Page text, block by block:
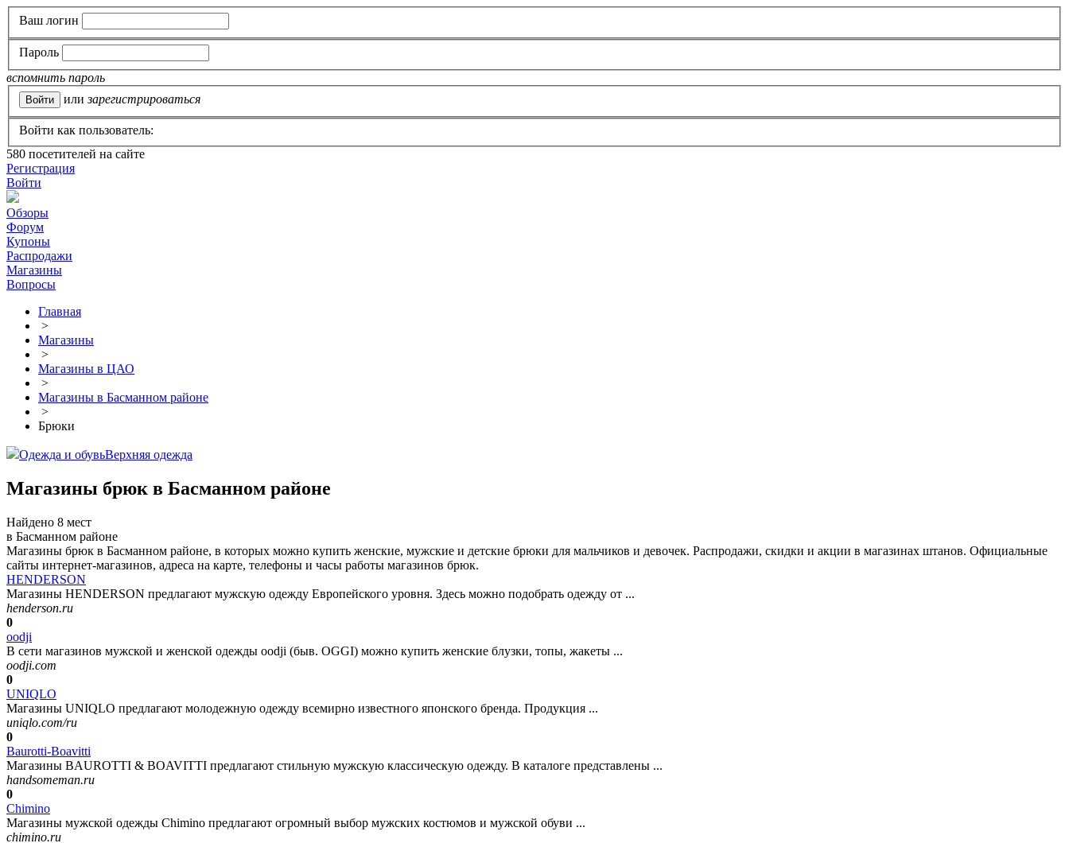
Ваш логин
Пароль
вспомнить пароль
или зарегистрироваться
Войти как пользователь:
580 посетителей на сайте
Регистрация
Войти
Обзоры
Форум
Купоны
Распродажи
Магазины
Вопросы
Главная
>
Магазины
>
Магазины в ЦАО
>
Магазины в Басманном районе
>
Брюки
Одежда и обувьВерхняя одежда
Магазины брюк в Басманном районе
Найдено 8 мест
в Басманном районе
Магазины брюк в Басманном районе, в которых можно купить женские, мужские и детские брюки для мальчиков и девочек. Распродажи, скидки и акции в магазинах штанов. Официальные
сайты интернет-магазинов, адреса на карте, телефоны и часы работы магазинов брюк.
HENDERSON
Магазины HENDERSON предлагают мужскую одежду Европейского уровня. Здесь можно подобрать одежду от ...
henderson.ru
0
oodji
В сети магазинов мужской и женской одежды oodji (быв. OGGI) можно купить женские блузки, топы, жакеты ...
oodji.com
0
UNIQLO
Магазины UNIQLO предлагают молодежную одежду всемирно известного японского бренда. Продукция ...
uniqlo.com/ru
0
Baurotti-Boavitti
Магазины BAUROTTI & BOAVITTI предлагают стильную мужскую классическую одежду. В каталоге представлены ...
handsomeman.ru
0
Chimino
Магазины мужской одежды Chimino предлагают огромный выбор мужских костюмов и мужской обуви ...
chimino.ru